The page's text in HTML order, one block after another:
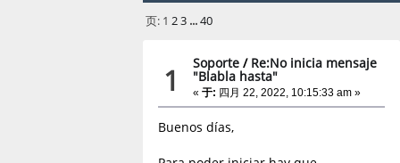
页: 1 2 3 ...40
1 Soporte / Re:No inicia mensaje
"Blabla hasta"
«于: 四月 22, 2022, 10:15:33 am »
Buenos días,